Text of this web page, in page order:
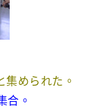
集められた。
合。